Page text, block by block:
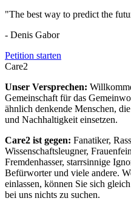
"The best way to predict the
- Denis Gabor
Petition starten
Care2
Unser Versprechen:
Gemeinschaft für das
ähnlich denkende Menschen,
und Nachhaltigkeit einsetzen.
Care2 ist gegen: Fanatiker,
Wissenschaftsleugner,
Fremdenhasser, starrsinnige
Befürworter und viele andere.
einlassen, können Sie sich
bei uns nichts zu suchen.